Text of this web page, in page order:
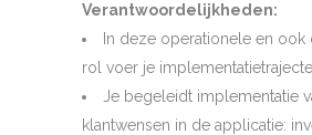
Verantwoordelijkheden:
In deze operationele en
rol voer je
Je begeleidt implementatie
klantwensen in de applicatie: